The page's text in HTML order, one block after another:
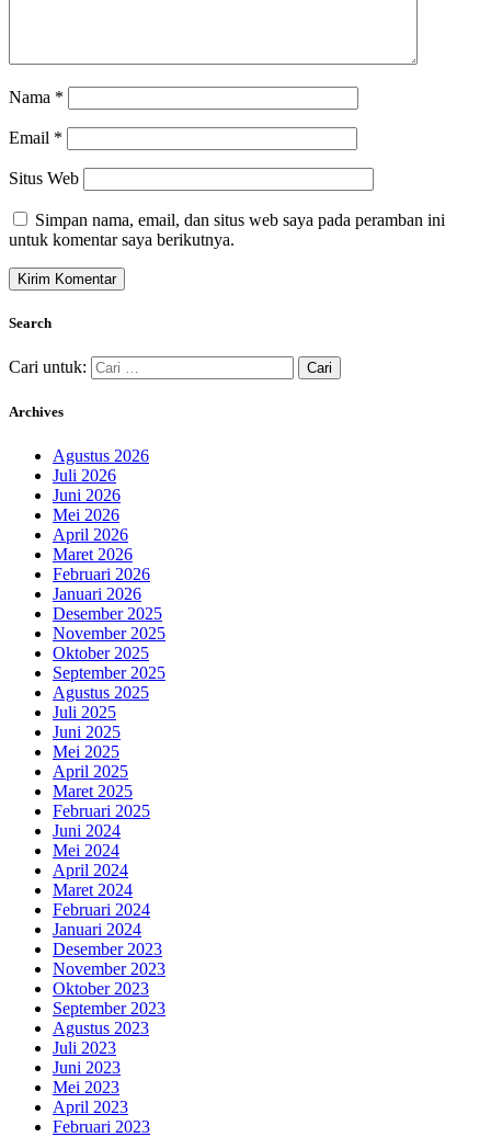
Nama *
Email *
Situs Web
Simpan nama, email, dan situs web saya pada peramban ini
untuk komentar saya berikutnya.
Search
Cari untuk:
Archives
Agustus 2026
Juli 2026
Juni 2026
Mei 2026
April 2026
Maret 2026
Februari 2026
Januari 2026
Desember 2025
November 2025
Oktober 2025
September 2025
Agustus 2025
Juli 2025
Juni 2025
Mei 2025
April 2025
Maret 2025
Februari 2025
Juni 2024
Mei 2024
April 2024
Maret 2024
Februari 2024
Januari 2024
Desember 2023
November 2023
Oktober 2023
September 2023
Agustus 2023
Juli 2023
Juni 2023
Mei 2023
April 2023
Februari 2023